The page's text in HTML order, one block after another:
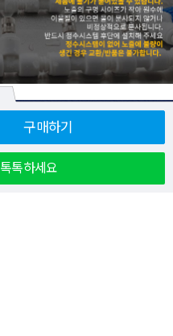
구매하기
톡톡하세요